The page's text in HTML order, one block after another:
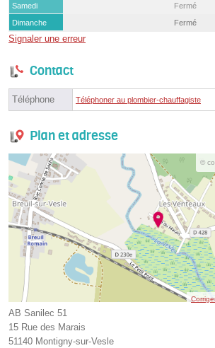
Samedi
Fermé
Dimanche
Fermé
Signaler une erreur
Contact
Téléphone Téléphoner au plombier-chauffagiste
Plan et adresse
©
AB Sanilec 51
15 Rue des Marais
51140 Montigny-sur-Vesle